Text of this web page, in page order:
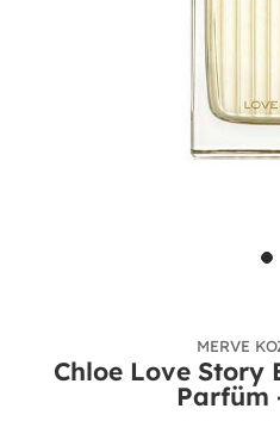
MERVE
Chloe Love Story
Parfüm